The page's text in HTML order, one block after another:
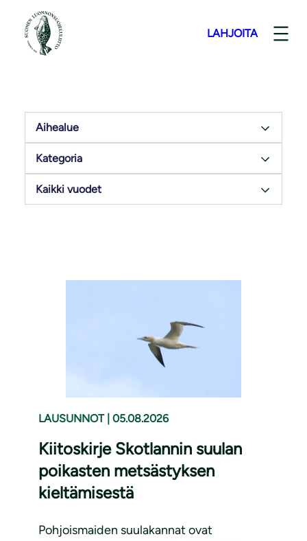
LAHJOITA
LAUSUNNOT 05.08.2026
Kiitoskirje Skotlannin suulan
poikasten metsästyksen
kieltämisestä
Pohjoismaiden suulakannat ovat